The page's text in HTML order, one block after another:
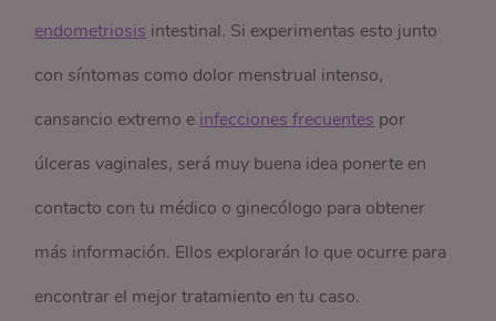
endometriosis intestinal. Si experimentas esto junto
con síntomas como dolor menstrual intenso,
cansancio extremo einfecciones frecuentes por
úlceras vaginales, será muy buena idea ponerte en
contacto con tu médico o ginecólogo para obtener
más información. Ellos explorarán lo que ocurre para
encontrar el mejor tratamiento en tu caso.